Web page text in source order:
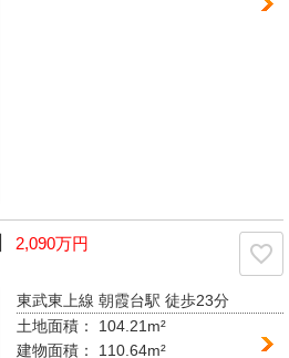
2,090万円
東武東上線 朝霞台駅徒歩23分
土地面積： 104.21m²
建物面積： 110.64m²